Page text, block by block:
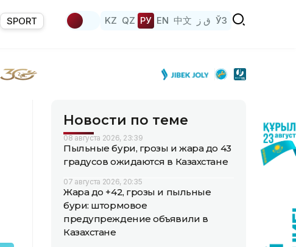
SPORT KZ QZ РУ EN 中文 ق ز ЎЗ
Новости по теме
08 августа 2026, 23:39
Пыльные бури, грозы и жара до 43
градусов ожидаются в Казахстане
07 августа 2026, 20:35
Жара до +42, грозы и пыльные
бури: штормовое
предупреждение объявили в
Казахстане